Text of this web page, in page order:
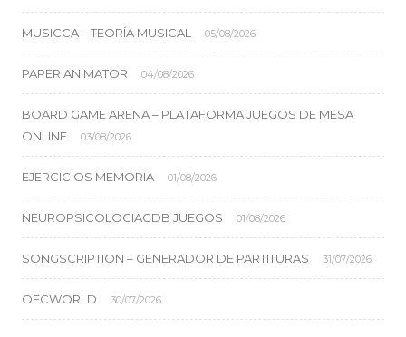
MUSICCA – TEORÍA MUSICAL 05/08/2026
PAPER ANIMATOR 04/08/2026
BOARD GAME ARENA – PLATAFORMA JUEGOS DE MESA
ONLINE
03/08/2026
EJERCICIOS MEMORIA 01/08/2026
NEUROPSICOLOGIAGDB JUEGOS 01/08/2026
SONGSCRIPTION – GENERADOR DE PARTITURAS 31/07/2026
OECWORLD 30/07/2026